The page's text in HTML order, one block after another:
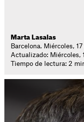
Marta Lasalas
Barcelona. Miércoles,
Actualizado: Miércoles,
Tiempo de lectura: 2